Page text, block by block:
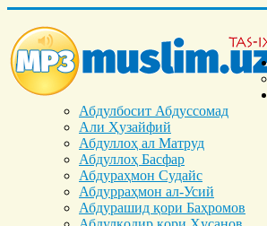
Абдулбосит Абдуссомад
Али Ҳузайфий
Абдуллоҳ ал Матруд
Абдуллоҳ Басфар
Абдураҳмон Судайс
Абдурраҳмон ал-Усий
Абдурашид қори Баҳромов